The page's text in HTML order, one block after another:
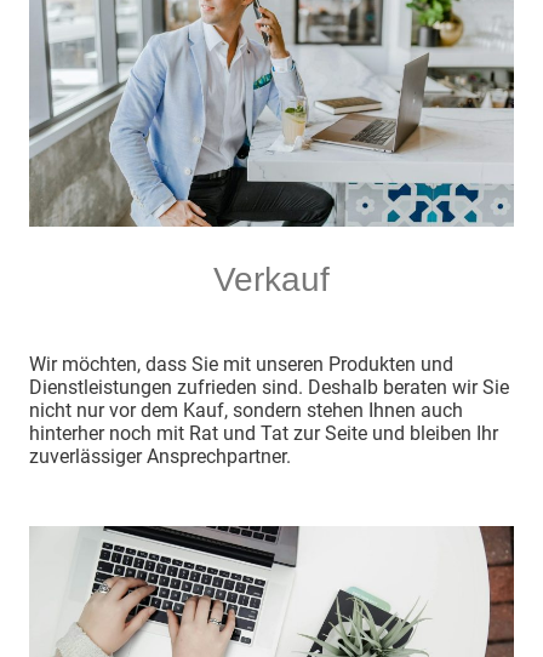
Verkauf
Wir möchten, dass Sie mit unseren Produkten und
Dienstleistungen zufrieden sind. Deshalb beraten wir Sie
nicht nur vor dem Kauf, sondern stehen Ihnen auch
hinterher noch mit Rat und Tat zur Seite und bleiben Ihr
zuverlässiger Ansprechpartner.